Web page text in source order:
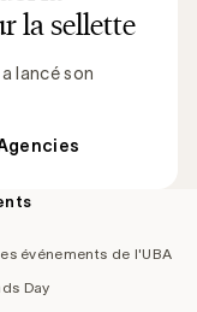
la sellette
lancé son
événements de l'UBA
Day